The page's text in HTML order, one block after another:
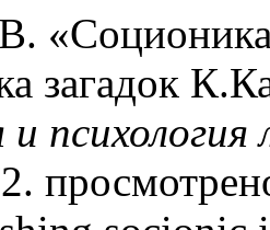
загадок
психология